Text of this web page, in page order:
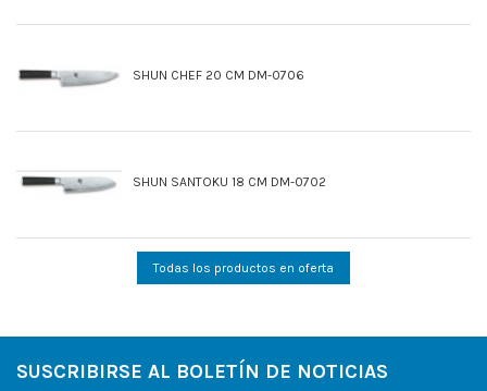
SHUN CHEF 20 CM DM-0706
SHUN SANTOKU 18 CM DM-0702
Todas los productos en oferta
SUSCRIBIRSE AL BOLETÍN DE NOTICIAS